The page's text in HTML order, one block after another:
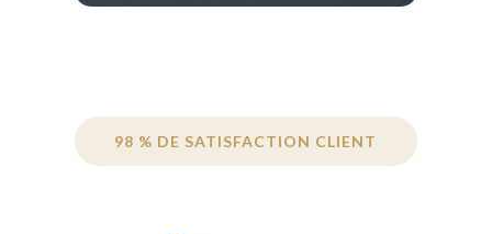
98 % DE SATISFACTION CLIENT